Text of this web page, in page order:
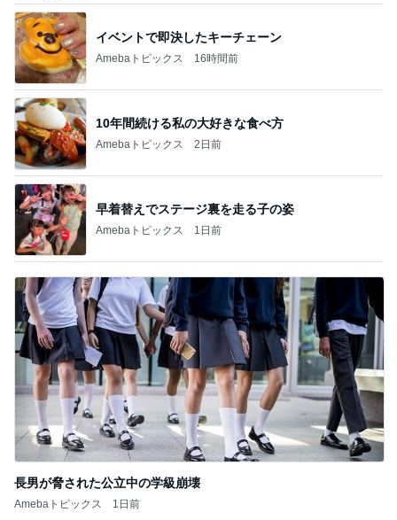
イベントで即決したキーチェーン
Amebaトピックス 16時間前
10年間続ける私の大好きな食べ方
Amebaトピックス 2日前
早着替えでステージ裏を走る子の姿
Amebaトピックス 1日前
長男が脅された公立中の学級崩壊
Amebaトピックス 1日前